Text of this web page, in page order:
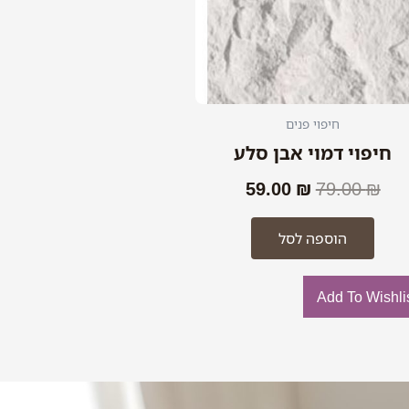
חיפוי פנים
חיפוי דמוי אבן סלע
79.00₪
59.00 ₪
הוספה לסל
Add To